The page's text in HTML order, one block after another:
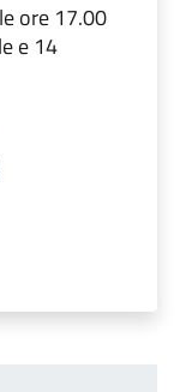
ore 17.00
e 14